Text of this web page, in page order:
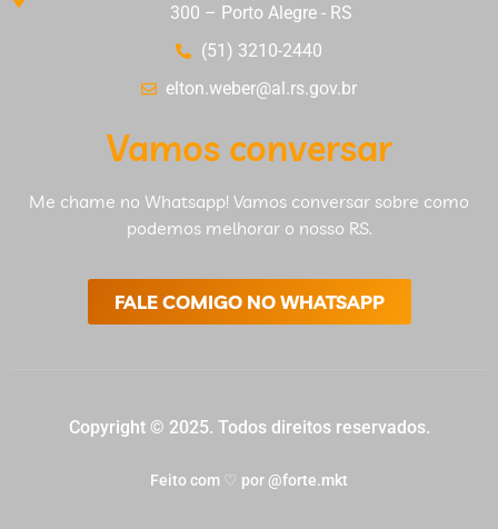
300 – Porto Alegre - RS
(51) 3210-2440
elton.weber@al.rs.gov.br
Vamos conversar
Me chame no Whatsapp! Vamos conversar sobre como
podemos melhorar o nosso RS.
FALE COMIGO NO WHATSAPP
Feito com ♡ por @forte.mkt
Copyright © 2025. Todos direitos reservados.